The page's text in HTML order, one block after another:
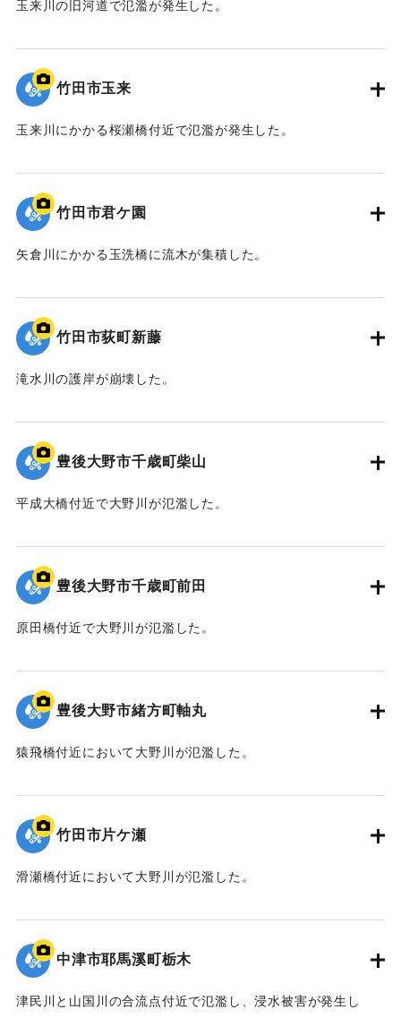
玉来川の旧河道で氾濫が発生した。
｜固有コード:09922053
竹田市玉来
玉来川にかかる桜瀬橋付近で氾濫が発生した。
｜固有コード:09922052
竹田市君ケ園
矢倉川にかかる玉洗橋に流木が集積した。
｜固有コード:09922051
竹田市荻町新藤
滝水川の護岸が崩壊した。
｜固有コード:09922050
豊後大野市千歳町柴山
平成大橋付近で大野川が氾濫した。
｜固有コード:09922049
豊後大野市千歳町前田
原田橋付近で大野川が氾濫した。
｜固有コード:09922048
豊後大野市緒方町軸丸
猿飛橋付近において大野川が氾濫した。
｜固有コード:09922047
竹田市片ケ瀬
滑瀬橋付近において大野川が氾濫した。
｜固有コード:09922046
中津市耶馬溪町栃木
津民川と山国川の合流点付近で氾濫し、浸水被害が発生し